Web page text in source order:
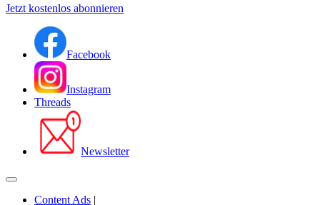
Jetzt kostenlos abonnieren
Facebook
Instagram
Threads
Newsletter
Content Ads |